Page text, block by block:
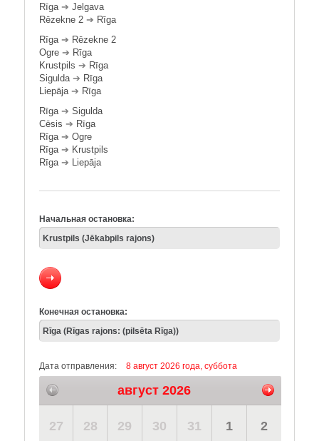
Rīga➔ Jelgava
Rēzekne 2 ➔ Rīga
Rīga➔ Rēzekne 2
Ogre ➔ Rīga
Krustpils ➔ Rīga
Sigulda➔ Rīga
Liepāja➔ Rīga
Rīga➔ Sigulda
Cēsis ➔ Rīga
Rīga➔ Ogre
Rīga➔ Krustpils
Rīga➔ Liepāja
Начальная остановка:
Конечная остановка:
Дата отправления: 8 август 2026 года, суббота
август 2026
27 28 29 30 31 1 2